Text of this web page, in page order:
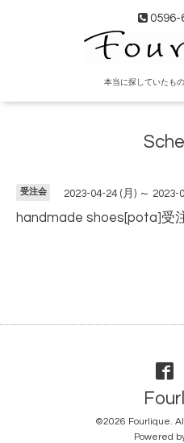
0596-
本当に探していたも
受注会 2023-04-24 (月) ～ 2023-
handmade shoes[pota]受
©2026 Fourlique.
Powered